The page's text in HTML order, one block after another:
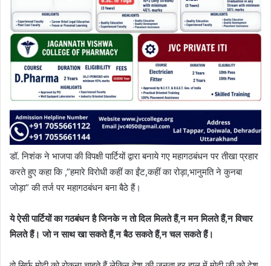
डॉ. निशंक ने भाजपा की विपक्षी पार्टियों द्वारा बनाये गए महागठबंधन पर तीखा प्रहार
करते हुए कहा कि ,”हमारे विरोधी कहीं का ईंट,कहीं का रोड़ा,भानुमति ने कुनबा
जोड़ा” की तर्ज पर महागठबंधन बना बैठे हैं।
ये ऐसी पार्टियों का गठबंधन है जिनके न तो दिल मिलते हैं,न मन मिलते हैं,न विचार
मिलते हैं। जो न साथ खा सकते हैं,न बैठ सकते हैं,न चल सकते हैं।